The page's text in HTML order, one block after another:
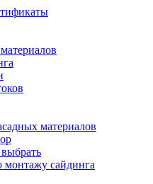
материалов
сайдинга